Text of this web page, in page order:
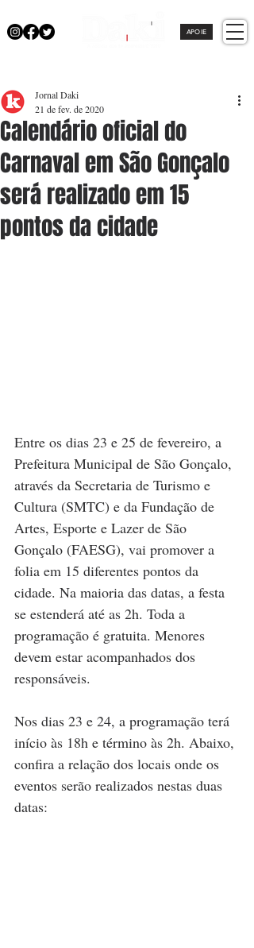
APOIE
Calendário oficial do
Carnaval em São Gonçalo
será realizado em 15
pontos da cidade
Jornal Daki
21 de fev. de 2020
Entre os dias 23 e 25 de fevereiro, a
Prefeitura Municipal de São Gonçalo,
através da Secretaria de Turismo e
Cultura (SMTC) e da Fundação de
Artes, Esporte e Lazer de São
Gonçalo (FAESG), vai promover a
folia em 15 diferentes pontos da
cidade. Na maioria das datas, a festa
se estenderá até as 2h. Toda a
programação é gratuita. Menores
devem estar acompanhados dos
responsáveis.
Nos dias 23 e 24, a programação terá
início às 18h e término às 2h. Abaixo,
confira a relação dos locais onde os
eventos serão realizados nestas duas
datas: